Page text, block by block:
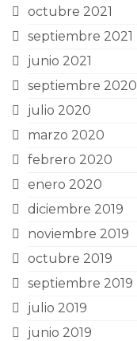
octubre 2021
septiembre 2021
junio 2021
septiembre 2020
julio 2020
marzo 2020
febrero 2020
enero 2020
diciembre 2019
noviembre 2019
octubre 2019
septiembre 2019
julio 2019
junio 2019